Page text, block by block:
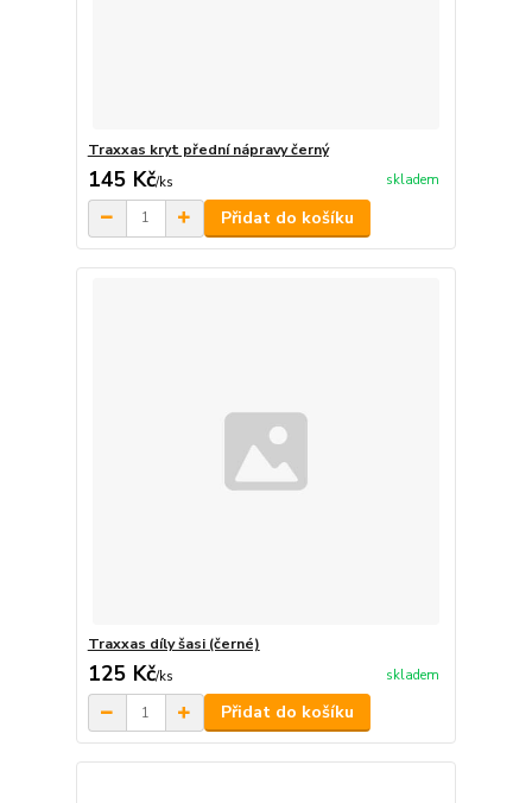
Traxxas kryt přední nápravy černý
145 Kč/ks skladem
Přidat do košíku
Traxxas díly šasi (černé)
125 Kč/ks skladem
Přidat do košíku